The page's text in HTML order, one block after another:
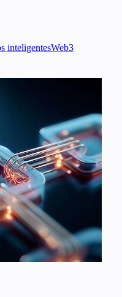
inteligentesWeb3